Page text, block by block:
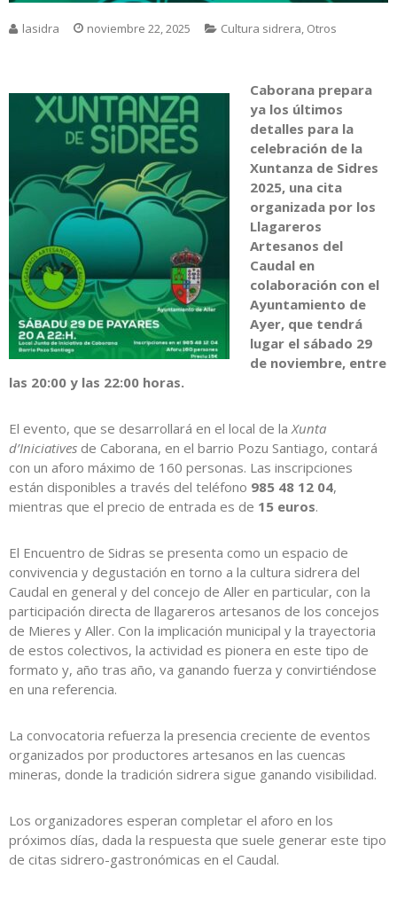
lasidra noviembre 22, 2025 Cultura sidrera, Otros
Caborana prepara
ya los últimos
detalles para la
celebración de la
Xuntanza de Sidres
2025, una cita
organizada por los
Llagareros
Artesanos del
Caudal en
colaboración con el
Ayuntamiento de
Ayer, que tendrá
lugar el sábado 29
de noviembre, entre
las 20:00 y las 22:00 horas.
El evento, que se desarrollará en el local de laXunta
d’Iniciatives de Caborana, en el barrio Pozu Santiago, contará
con un aforo máximo de 160 personas. Las inscripciones
están disponibles a través del teléfono 985 48 12 04,
mientras que el precio de entrada es de 15 euros.
El Encuentro de Sidras se presenta como un espacio de
convivencia y degustación en torno a la cultura sidrera del
Caudal en general y del concejo de Aller en particular, con la
participación directa de llagareros artesanos de los concejos
de Mieres y Aller. Con la implicación municipal y la trayectoria
de estos colectivos, la actividad es pionera en este tipo de
formato y, año tras año, va ganando fuerza y convirtiéndose
en una referencia.
La convocatoria refuerza la presencia creciente de eventos
organizados por productores artesanos en las cuencas
mineras, donde la tradición sidrera sigue ganando visibilidad.
Los organizadores esperan completar el aforo en los
próximos días, dada la respuesta que suele generar este tipo
de citas sidrero-gastronómicas en el Caudal.